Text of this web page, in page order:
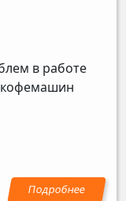
в работе
кофемашин